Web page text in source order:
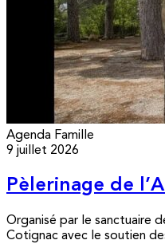
Agenda Famille
9 juillet 2026
Pèlerinage de
Organisé par le sanctuaire
Cotignac avec le soutien